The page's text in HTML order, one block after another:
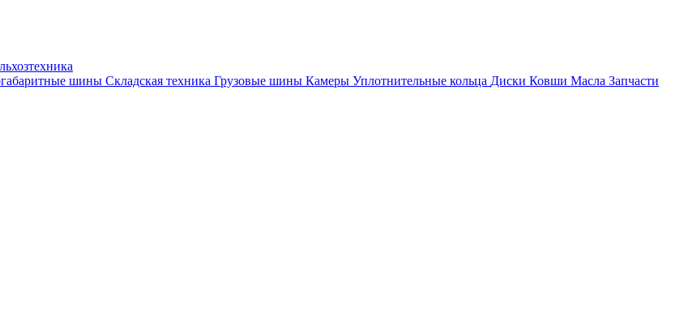
шины Складская техника Грузовые шины Камеры Уплотнительные кольца Диски Ковши Масла Запчасти